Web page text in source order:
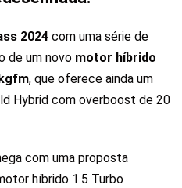
2024 com uma série de
de um novo motor híbrido
, que oferece ainda um
Hybrid com overboost de 20
com uma proposta
híbrido 1.5 Turbo